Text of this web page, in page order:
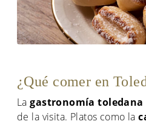
¿Qué comer en
Lagastronomía toledana
de la visita. Platos como la